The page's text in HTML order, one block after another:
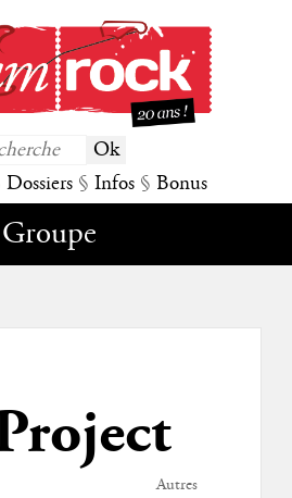
Dossiers § Infos § Bonus
Groupe
Autres